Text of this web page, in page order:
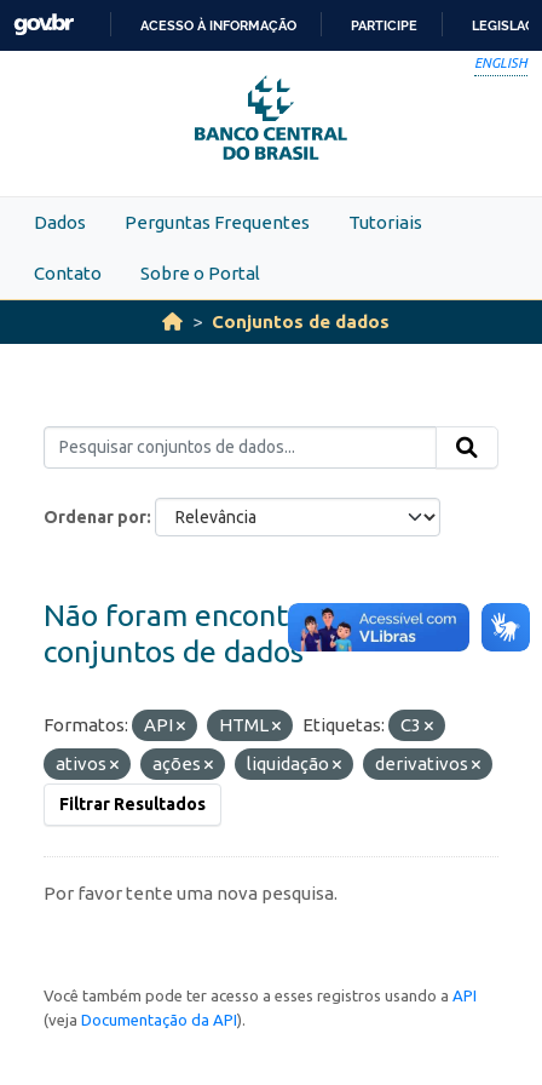
Skip to main content
PARA
O
CONTEÚDO
ACESSO À INFORMAÇÃO PARTICIPE
ENGLISH
Dados Perguntas Frequentes Tutoriais
Contato Sobre o Portal
Conjuntos de dados
Ordenar por
Não foram encontrados
conjuntos de dados
Formatos: API HTML Etiquetas:
C3
ativos
ações liquidação derivativos
Filtrar Resultados
Por favor tente uma nova pesquisa.
Você também pode ter acesso a esses registros usando a API
(veja Documentação da API).